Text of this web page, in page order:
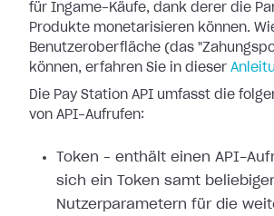
für Ingame-Käufe, dank derer die
Produkte monetarisieren können.
Benutzeroberfläche (das
können, erfahren Sie in dieser
Die Pay Station API umfasst die
von API-Aufrufen:
Token – enthält einen API-
sich ein Token samt
Nutzerparametern für die